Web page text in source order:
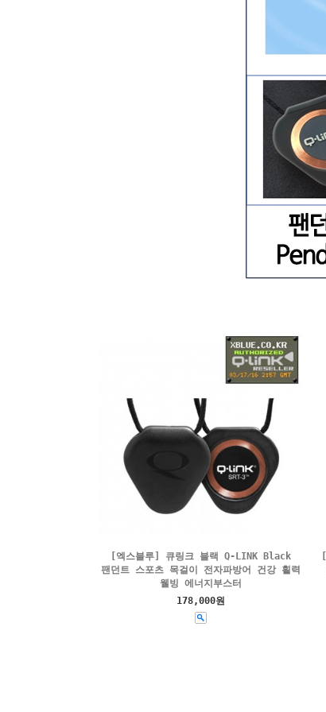
[엑스블루] 큐링크 블랙 Q-LINK Black
팬던트 스포츠 목걸이 전자파방어 건강 횔력
웰빙 에너지부스터
178,000원